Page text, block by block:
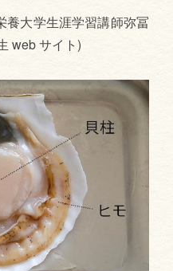
養大学生涯学習講師弥冨
web サイト)